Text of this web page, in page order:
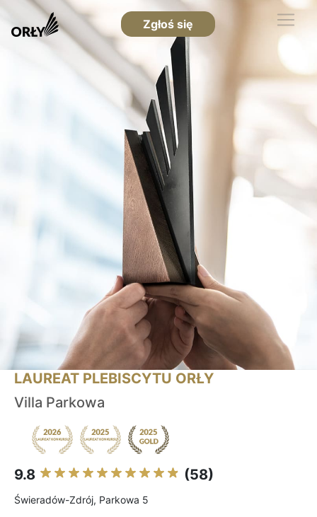
Zgłoś się
LAUREAT PLEBISCYTU ORŁY
Villa Parkowa
9.8 (58)
Świeradów-Zdrój, Parkowa 5